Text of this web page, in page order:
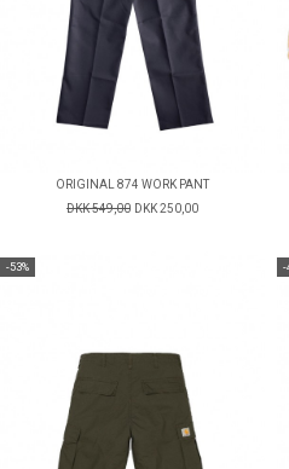
ORIGINAL 874 WORK PANT
DKK 549,00 DKK 250,00
-53% -